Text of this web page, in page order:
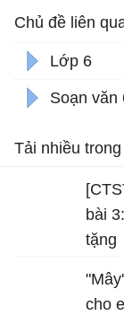
Chủ đề liên
Lớp 6
Soạn văn
Tải nhiều
bài
tặng
cho